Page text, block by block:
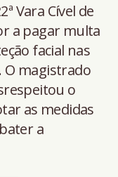
Vara Cível de
a pagar multa
facial nas
O magistrado
o
as medidas
a